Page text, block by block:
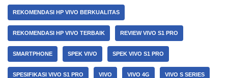
REKOMENDASI HP VIVO BERKUALITAS
REKOMENDASI HP VIVO TERBAIK REVIEW VIVO S1 PRO
SMARTPHONE SPEK VIVO SPEK VIVO S1 PRO
SPESIFIKASI VIVO S1 PRO VIVO VIVO 4G VIVO S SERIES